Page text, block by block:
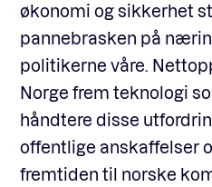
økonomi og sikkerhet
pannebrasken på
politikerne våre.
Norge frem teknologi
håndtere disse
offentlige anskaffelser
fremtiden til norske